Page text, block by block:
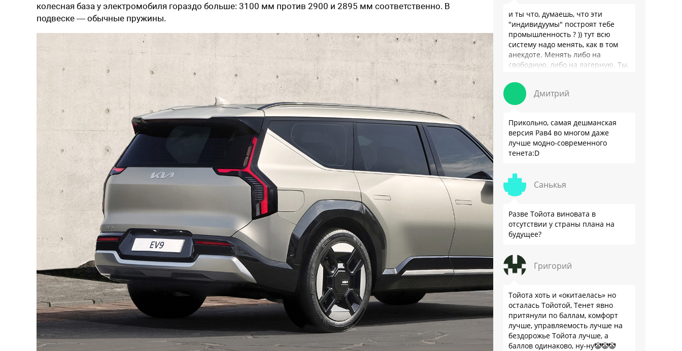
колесная база у электромобиля гораздо больше: 3100 мм против 2900 и 2895 мм соответственно. В
подвеске — обычные пружины.
и ты что, думаешь, что эти
"индивидуумы" построят тебе
промышленность ? )) тут всю
систему надо менять, как в том
анекдоте. Менять либо на
свободную, либо на лагерную. Ты,
Дмитрий
Прикольно, самая дешманская
версия Рав4 во многом даже
лучше модно-современного
тенета:D
Санькья
Разве Тойота виновата в
отсутствии у страны плана на
будущее?
Григорий
Тойота хоть и «окитаелась» но
осталась Тойотой, Тенет явно
притянули по баллам, комфорт
лучше, управляемость лучше на
бездорожье Тойота лучше, а
баллов одинаково, ну-ну🤡🤡🤡